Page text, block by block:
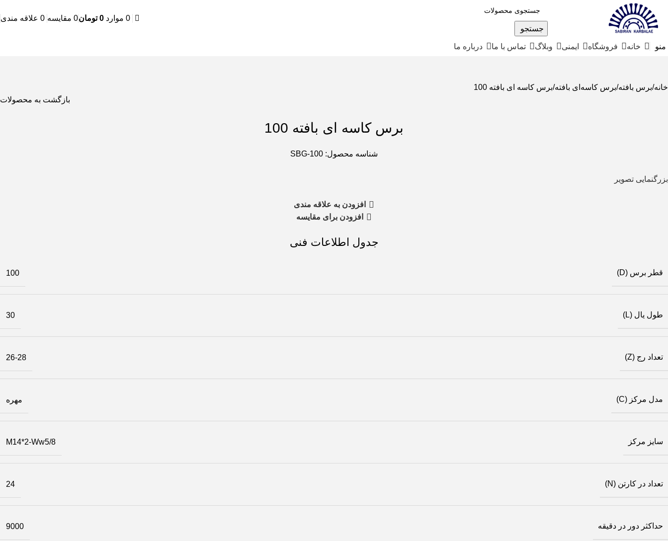
جستجو
0 موارد 0 تومان0 مقایسه 0 علاقه مندی
منو خانه فروشگاه ایمنی وبلاگ تماس با ما درباره ما
خانه برس بافته برس کاسه‌ای بافته برس کاسه ای بافته 100
بازگشت به محصولات
برس کاسه ای بافته 100
شناسه محصول: SBG-100
بزرگنمایی تصویر
افزودن به علاقه مندی
افزودن برای مقایسه
جدول اطلاعات فنی
قطر برس (D) 100
طول یال (L) 30
تعداد رج (Z) 26-28
مدل مرکز (C) مهره
سایز مرکز M14*2-Ww5/8
تعداد در کارتن (N) 24
حداکثر دور در دقیقه 9000